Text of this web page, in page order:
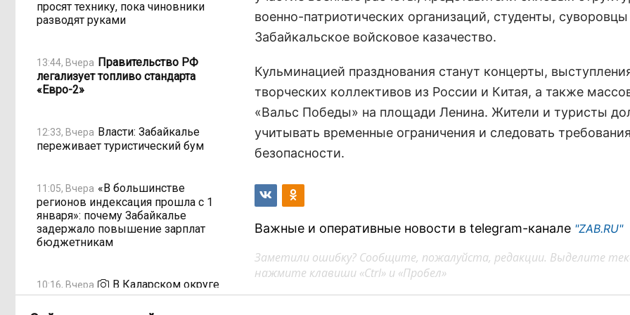
просят технику, пока чиновники
разводят руками
13:44, Вчера Правительство РФ
легализует топливо стандарта
«Евро-2»
12:33, Вчера Власти: Забайкалье
переживает туристический бум
11:05, Вчера «В большинстве
регионов индексация прошла с 1
января»: почему Забайкалье
задержало повышение зарплат
бюджетникам
10:16, Вчера
В Каларском округе
подрядчик и чиновник попали под
уголовные дела
военно-патриотических организаций, студенты,
Забайкальское войсковое казачество.
Кульминацией празднования станут концерты,
творческих коллективов из России и Китая, а также
«Вальс Победы» на площади Ленина. Жители и туристы
учитывать временные ограничения и следовать
безопасности.
Важные и оперативные новости в telegram-канале "ZAB.RU"
Заметили ошибку? Сообщите, пожалуйста, редакции. Выделите
нажмите клавиши «Ctrl» и «Пробел»